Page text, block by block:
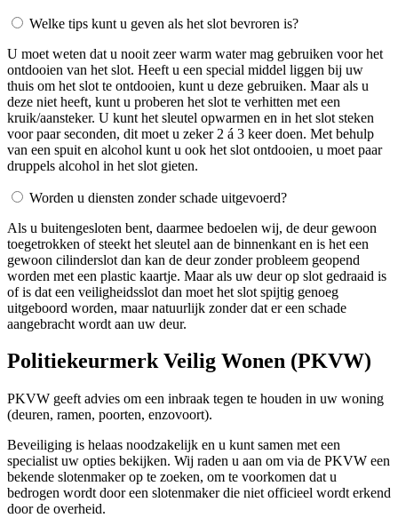
Welke tips kunt u geven als het slot bevroren is?
U moet weten dat u nooit zeer warm water mag gebruiken voor het
ontdooien van het slot. Heeft u een special middel liggen bij uw
thuis om het slot te ontdooien, kunt u deze gebruiken. Maar als u
deze niet heeft, kunt u proberen het slot te verhitten met een
kruik/aansteker. U kunt het sleutel opwarmen en in het slot steken
voor paar seconden, dit moet u zeker 2 á 3 keer doen. Met behulp
van een spuit en alcohol kunt u ook het slot ontdooien, u moet paar
druppels alcohol in het slot gieten.
Worden u diensten zonder schade uitgevoerd?
Als u buitengesloten bent, daarmee bedoelen wij, de deur gewoon
toegetrokken of steekt het sleutel aan de binnenkant en is het een
gewoon cilinderslot dan kan de deur zonder probleem geopend
worden met een plastic kaartje. Maar als uw deur op slot gedraaid is
of is dat een veiligheidsslot dan moet het slot spijtig genoeg
uitgeboord worden, maar natuurlijk zonder dat er een schade
aangebracht wordt aan uw deur.
Politiekeurmerk Veilig Wonen (PKVW)
PKVW geeft advies om een inbraak tegen te houden in uw woning
(deuren, ramen, poorten, enzovoort).
Beveiliging is helaas noodzakelijk en u kunt samen met een
specialist uw opties bekijken. Wij raden u aan om via de PKVW een
bekende slotenmaker op te zoeken, om te voorkomen dat u
bedrogen wordt door een slotenmaker die niet officieel wordt erkend
door de overheid.